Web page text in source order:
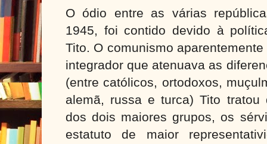
O ódio entre as várias
1945, foi contido devido à
Tito. O comunismo
integrador que atenuava as
(entre católicos, ortodoxos,
alemã, russa e turca) Tito tratou
dos dois maiores grupos, os
estatuto de maior